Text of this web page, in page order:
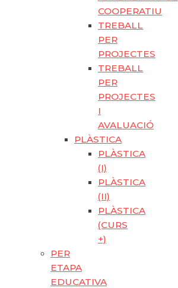
COOPERATIU
TREBALL
PER
PROJECTES
TREBALL
PER
PROJECTES
I
AVALUACIÓ
PLÀSTICA
PLÀSTICA
(I)
PLÀSTICA
(II)
PLÀSTICA
(CURS
+)
PER
ETAPA
EDUCATIVA